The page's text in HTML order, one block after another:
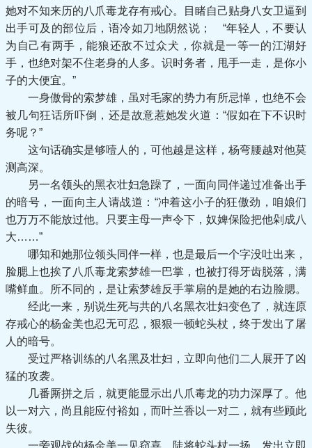
她对不知来历的八爪毒龙存有戒心。目睹自己贴身八女卫逼到
出手可及的部位后，语冷如刀地阴然说； “年轻人，不要认
为自己有两手，能狼还敌不过众犬，你就是一等一的江湖好
手，也绝对架不住老身的人多。识时务者，甩手一走，是你小
子的大便宜。”
一身傲骨的索梦雄，虽对毛家的势力有所忌惮，也绝不会
被几句狂话所吓倒，还是故意惹她发火道：“假如在下不识时
务呢？”
这句话确实是够噎人的，可他越是这样，杨弯腰越对他莫
测高深。
另一名领头的黑衣壮妇急躁了，一面向同伴递过准备出手
的暗号，一面向主人请战道：“冲着这小子的狂傲劲，咱娘们
也万万不能放过他。只要主母一声令下，奴婢保险把他剁成八
大……”
哪知和她那位领头同伴一样，也是最后一个字没吐出来，
脸腮上也挨了八爪毒龙索梦雄一巴掌，也被打得牙齿脱落，满
嘴鲜血。所不同的，是让索梦雄反手掌扇的是她的右边脸腮。
经此一来，别说生死与共的八名黑衣壮妇变色了，就连原
存戒心的杨金美也忍无可忍，狠狠一顿蛇头杖，终于发出了屠
人的暗号。
受过严格训练的八名黑及壮妇，立即向他们二人展开了凶
猛的攻袭。
几番厮拼之后，就更能显示出八爪毒龙的功力深厚了。他
以一对六，尚且能应付裕如，而叶兰香以一对二，就有些顾此
失彼。
一旁观战的杨金美一见窃喜，陡将蛇头杖一扬，发出立即